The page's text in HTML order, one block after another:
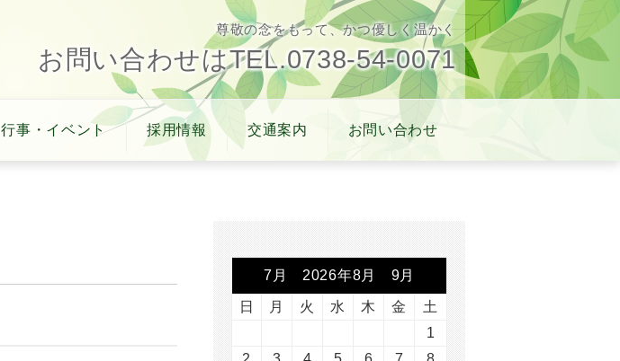
尊敬の念をもって、かつ優しく温かく
お問い合わせはTEL.0738-54-0071
行事・イベント 採用情報 交通案内 お問い合わせ
7月 2026年8月 9月
日 月 火 水 木 金
土
1